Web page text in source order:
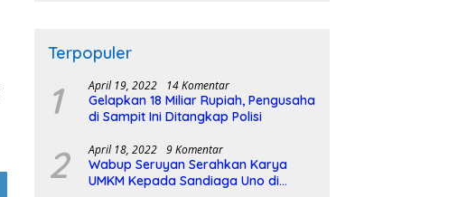
Terpopuler
1 April 19, 2022 14 Komentar
Gelapkan 18 Miliar Rupiah, Pengusaha
di Sampit Ini Ditangkap Polisi
2 April 18, 2022 9 Komentar
Wabup Seruyan Serahkan Karya
UMKM Kepada Sandiaga Uno di